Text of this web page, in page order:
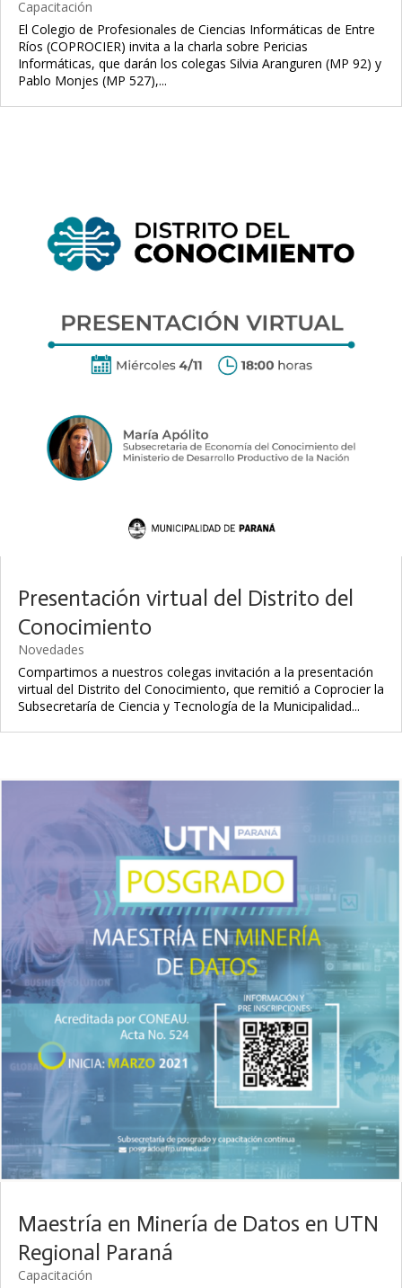
Capacitación
El Colegio de Profesionales de Ciencias Informáticas de Entre
Ríos (COPROCIER) invita a la charla sobre Pericias
Informáticas, que darán los colegas Silvia Aranguren (MP 92) y
Pablo Monjes (MP 527),...
Presentación virtual del Distrito del
Conocimiento
Novedades
Compartimos a nuestros colegas invitación a la presentación
virtual del Distrito del Conocimiento, que remitió a Coprocier la
Subsecretaría de Ciencia y Tecnología de la Municipalidad...
Maestría en Minería de Datos en UTN
Regional Paraná
Capacitación